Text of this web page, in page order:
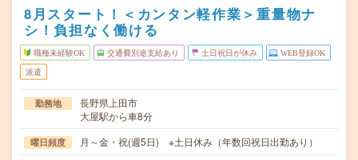
8月スタート！＜カンタン軽作業＞重量物ナ
シ！負担なく働ける
職種未経験OK 交通費別途支給あり 土日祝日が休み WEB登録OK
派遣
勤務地
長野県上田市
大屋駅から車8分
曜日頻度 月～金・祝(週5日) ※土日休み（年数回祝日出勤あり）